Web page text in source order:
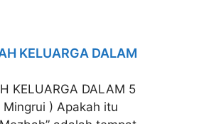
KELUARGA DALAM
KELUARGA DALAM 5
) Apakah itu